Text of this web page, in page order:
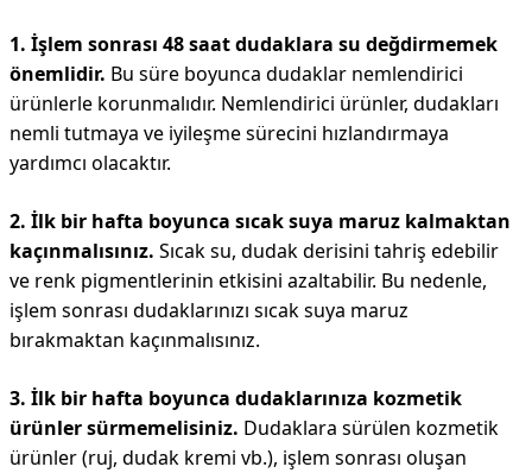
1. İşlem sonrası 48 saat dudaklara su değdirmemek
önemlidir. Bu süre boyunca dudaklar nemlendirici
ürünlerle korunmalıdır. Nemlendirici ürünler, dudakları
nemli tutmaya ve iyileşme sürecini hızlandırmaya
yardımcı olacaktır.
2. İlk bir hafta boyunca sıcak suya maruz kalmaktan
kaçınmalısınız. Sıcak su, dudak derisini tahriş edebilir
ve renk pigmentlerinin etkisini azaltabilir. Bu nedenle,
işlem sonrası dudaklarınızı sıcak suya maruz
bırakmaktan kaçınmalısınız.
3. İlk bir hafta boyunca dudaklarınıza kozmetik
ürünler sürmemelisiniz. Dudaklara sürülen kozmetik
ürünler (ruj, dudak kremi vb.), işlem sonrası oluşan